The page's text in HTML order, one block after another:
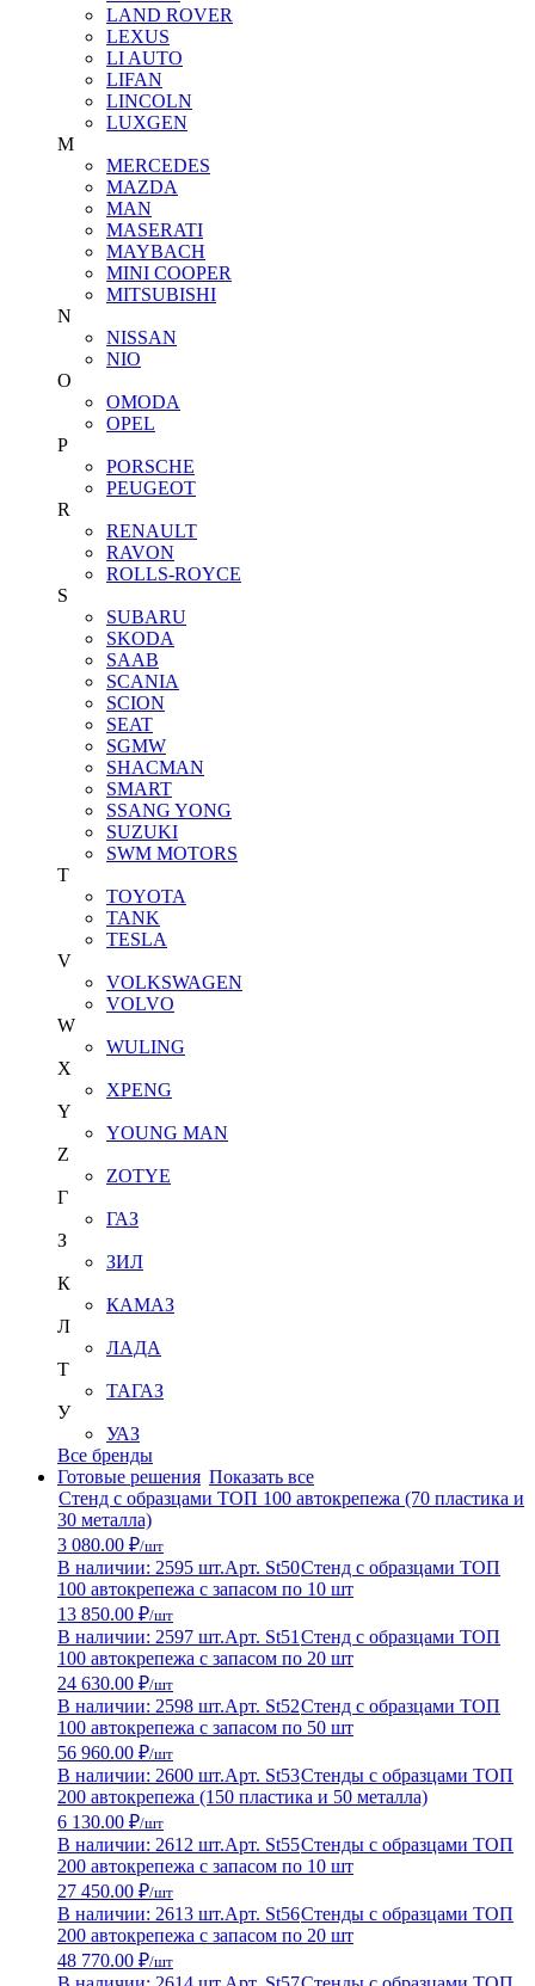
LAND ROVER
LEXUS
LI AUTO
LIFAN
LINCOLN
LUXGEN
M
MERCEDES
MAZDA
MAN
MASERATI
MAYBACH
MINI COOPER
MITSUBISHI
N
NISSAN
NIO
O
OMODA
OPEL
P
PORSCHE
PEUGEOT
R
RENAULT
RAVON
ROLLS-ROYCE
S
SUBARU
SKODA
SAAB
SCANIA
SCION
SEAT
SGMW
SHACMAN
SMART
SSANG YONG
SUZUKI
SWM MOTORS
T
TOYOTA
TANK
TESLA
V
VOLKSWAGEN
VOLVO
W
WULING
X
XPENG
Y
YOUNG MAN
Z
ZOTYE
Г
ГАЗ
З
ЗИЛ
К
КАМАЗ
Л
ЛАДА
Т
ТАГАЗ
У
УАЗ
Все бренды
Готовые решения Показать все
Стенд с образцами ТОП 100 автокрепежа (70 пластика и
30 металла)
3 080.00 ₽/шт
В наличии: 2595 шт.Арт. St50Стенд с образцами ТОП
100 автокрепежа с запасом по 10 шт
13 850.00 ₽/шт
В наличии: 2597 шт.Арт. St51 Стенд с образцами ТОП
100 автокрепежа с запасом по 20 шт
24 630.00 ₽/шт
В наличии: 2598 шт.Арт. St52Стенд с образцами ТОП
100 автокрепежа с запасом по 50 шт
56 960.00 ₽/шт
В наличии: 2600 шт.Арт. St53Стенды с образцами ТОП
200 автокрепежа (150 пластика и 50 металла)
6 130.00 ₽/шт
В наличии: 2612 шт.Арт. St55Стенды с образцами ТОП
200 автокрепежа с запасом по 10 шт
27 450.00 ₽/шт
В наличии: 2613 шт.Арт. St56Стенды с образцами ТОП
200 автокрепежа с запасом по 20 шт
48 770.00 ₽/шт